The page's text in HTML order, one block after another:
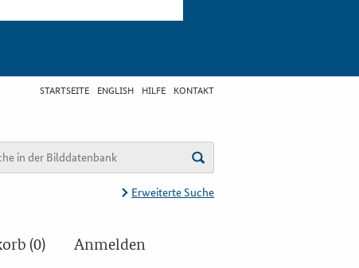
STARTSEITE ENGLISH HILFE KONTAKT
Erweiterte Suche
(0) Anmelden